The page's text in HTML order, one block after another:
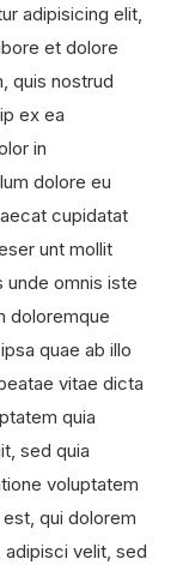
adipisicing elit,
et dolore
quis nostrud
ex ea
in
dolore eu
cupidatat
unt mollit
unde omnis iste
doloremque
quae ab illo
vitae dicta
quia
sed quia
voluptatem
qui dolorem
velit, sed